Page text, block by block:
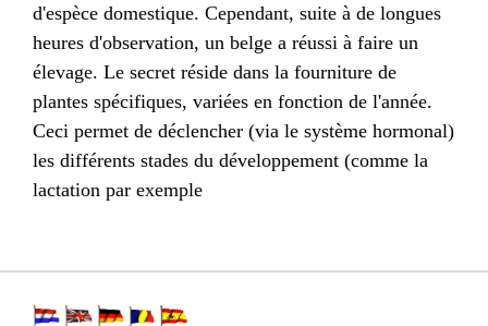
d'espèce domestique. Cependant, suite à de longues
heures d'observation, un belge a réussi à faire un
élevage. Le secret réside dans la fourniture de
plantes spécifiques, variées en fonction de l'année.
Ceci permet de déclencher (via le système hormonal)
les différents stades du développement (comme la
lactation par exemple